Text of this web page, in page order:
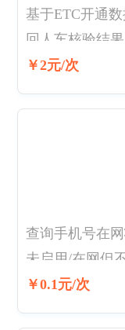
基于ETC开通
回人车核验结
该功能只能核
致，不支持企
￥2元/次
查询手机号在
未启用/在网但
异常）、预销
实时更新，可
￥0.1元/次